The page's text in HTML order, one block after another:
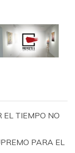
EL TIEMPO NO
PARA EL